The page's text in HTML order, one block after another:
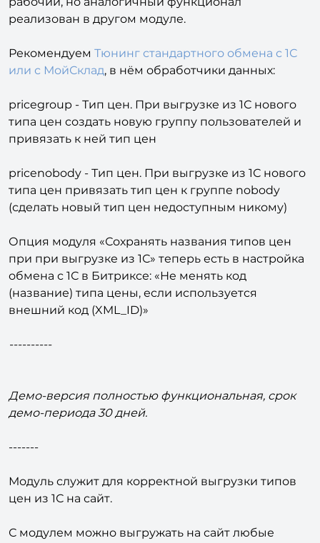
Данный модуль УСТАРЕЛ. Модуль хороший и
рабочий, но аналогичный функционал
РекомендуемТюнинг стандартного обмена с 1С
pricegroup - Тип цен. При выгрузке из 1С нового
типа цен создать новую группу пользователей и
pricenobody - Тип цен. При выгрузке из 1С нового
типа цен привязать тип цен к группе nobody
Опция модуля «Сохранять названия типов цен
при при выгрузке из 1С» теперь есть в настройка
обмена с 1С в Битриксе: «Не менять код
(название) типа цены, если используется
Демо-версия полностью функциональная, срок
Модуль служит для корректной выгрузки типов